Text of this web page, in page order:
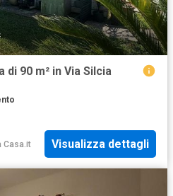
90 m² in Via Silcia
Casa.it Visualizza dettagli